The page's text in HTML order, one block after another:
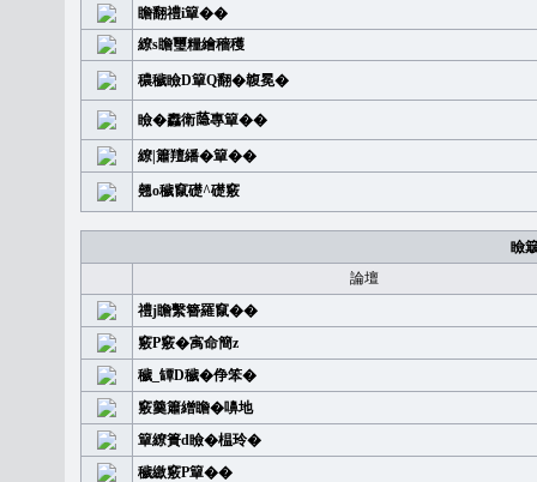
瞻翻禮i簞��
繚s瞻璽糧繪穡穫
穠穢瞼D簞Q翻�䪖冕�
瞼�䆐衛𦻕專簞��
繚|簫羶繙�簞��
翹o穢竄礎^礎竅
瞼
論壇
禮j瞻繫簪羅竄��
竅P竅�㝢命簡z
穢_罈D穢�鿇笨�
竅羹簫繒瞻�嚊地
簞繚簣d瞼�榅玲�
穢繳竅P簞��